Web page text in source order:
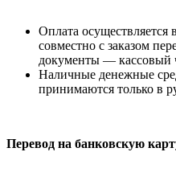
Оплата осуществляется
совместно с заказом
документы — кассовый
Наличные денежные
принимаются только в
Перевод на банковскую